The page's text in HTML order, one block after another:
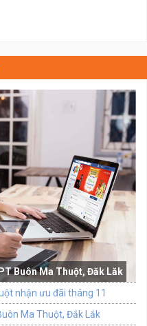
Buôn Ma Thuột, Đăk Lăk
nhận ưu đãi tháng 11
Ma Thuột, Đắk Lắk